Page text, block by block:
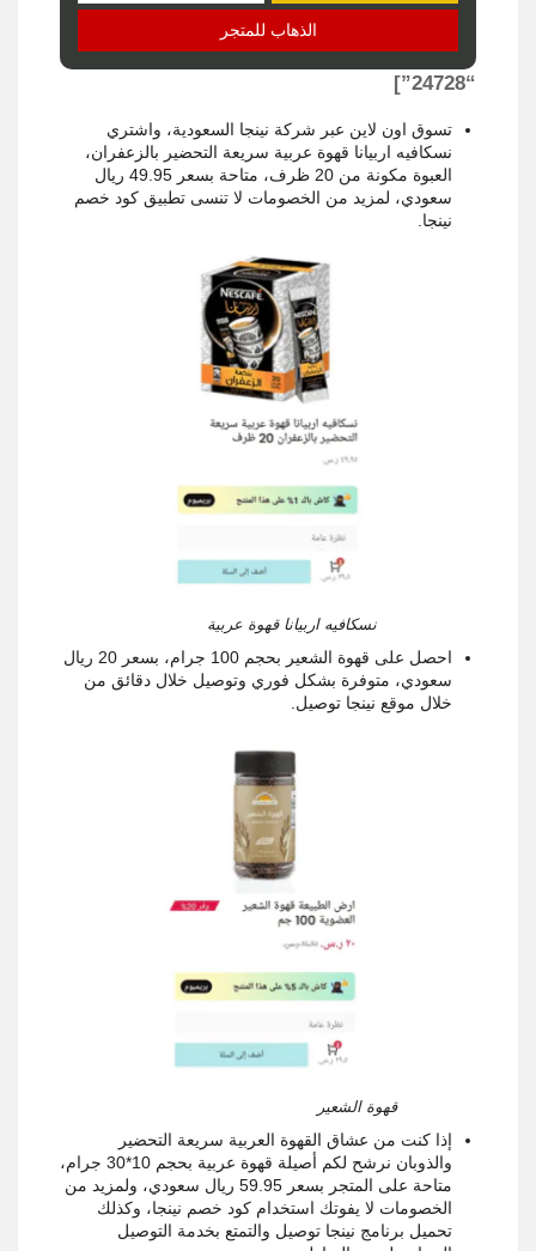
الذهاب للمتجر
“24728”]
تسوق اون لاين عبر شركة نينجا السعودية، واشتري
نسكافيه اربيانا قهوة عربية سريعة التحضير بالزعفران،
العبوة مكونة من 20 ظرف، متاحة بسعر 49.95 ريال
سعودي، لمزيد من الخصومات لا تنسى تطبيق كود خصم
نينجا.
نسكافيه اربيانا قهوة عربية
احصل على قهوة الشعير بحجم 100 جرام، بسعر 20 ريال
سعودي، متوفرة بشكل فوري وتوصيل خلال دقائق من
خلال موقع نينجا توصيل.
قهوة الشعير
إذا كنت من عشاق القهوة العربية سريعة التحضير
والذوبان نرشح لكم أصيلة قهوة عربية بحجم 10*30 جرام،
متاحة على المتجر بسعر 59.95 ريال سعودي، ولمزيد من
الخصومات لا يفوتك استخدام كود خصم نينجا، وكذلك
تحميل برنامج نينجا توصيل والتمتع بخدمة التوصيل